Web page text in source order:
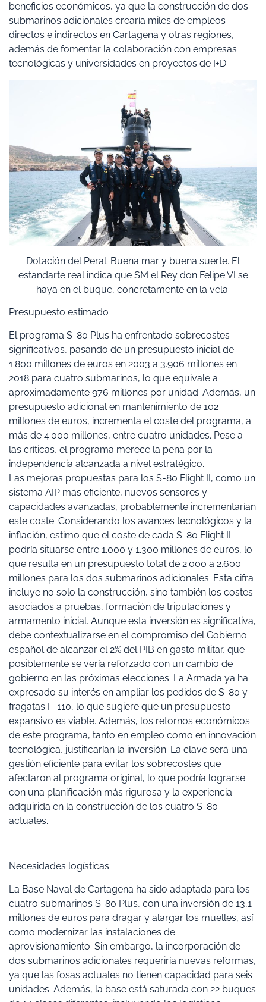
beneficios económicos, ya que la construcción de dos
submarinos adicionales crearía miles de empleos
directos e indirectos en Cartagena y otras regiones,
además de fomentar la colaboración con empresas
tecnológicas y universidades en proyectos de I+D.
Dotación del Peral. Buena mar y buena suerte. El
estandarte real indica que SM el Rey don Felipe VI se
haya en el buque, concretamente en la vela.
Presupuesto estimado
El programa S-80 Plus ha enfrentado sobrecostes
significativos, pasando de un presupuesto inicial de
1.800 millones de euros en 2003 a 3.906 millones en
2018 para cuatro submarinos, lo que equivale a
aproximadamente 976 millones por unidad. Además, un
presupuesto adicional en mantenimiento de 102
millones de euros, incrementa el coste del programa, a
más de 4.000 millones, entre cuatro unidades. Pese a
las críticas, el programa merece la pena por la
independencia alcanzada a nivel estratégico.
Las mejoras propuestas para los S-80 Flight II, como un
sistema AIP más eficiente, nuevos sensores y
capacidades avanzadas, probablemente incrementarían
este coste. Considerando los avances tecnológicos y la
inflación, estimo que el coste de cada S-80 Flight II
podría situarse entre 1.000 y 1.300 millones de euros, lo
que resulta en un presupuesto total de 2.000 a 2.600
millones para los dos submarinos adicionales. Esta cifra
incluye no solo la construcción, sino también los costes
asociados a pruebas, formación de tripulaciones y
armamento inicial. Aunque esta inversión es significativa,
debe contextualizarse en el compromiso del Gobierno
español de alcanzar el 2% del PIB en gasto militar, que
posiblemente se vería reforzado con un cambio de
gobierno en las próximas elecciones. La Armada ya ha
expresado su interés en ampliar los pedidos de S-80 y
fragatas F-110, lo que sugiere que un presupuesto
expansivo es viable. Además, los retornos económicos
de este programa, tanto en empleo como en innovación
tecnológica, justificarían la inversión. La clave será una
gestión eficiente para evitar los sobrecostes que
afectaron al programa original, lo que podría lograrse
con una planificación más rigurosa y la experiencia
adquirida en la construcción de los cuatro S-80
actuales.
Necesidades logísticas:
La Base Naval de Cartagena ha sido adaptada para los
cuatro submarinos S-80 Plus, con una inversión de 13,1
millones de euros para dragar y alargar los muelles, así
como modernizar las instalaciones de
aprovisionamiento. Sin embargo, la incorporación de
dos submarinos adicionales requeriría nuevas reformas,
ya que las fosas actuales no tienen capacidad para seis
unidades. Además, la base está saturada con 22 buques